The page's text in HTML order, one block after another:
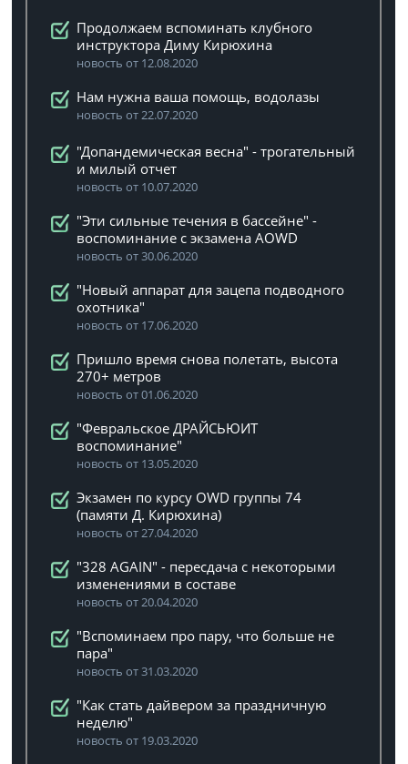
Продолжаем вспоминать клубного
инструктора Диму Кирюхина
новость от 12.08.2020
Нам нужна ваша помощь, водолазы
новость от 22.07.2020
"Допандемическая весна" - трогательный
и милый отчет
новость от 10.07.2020
"Эти сильные течения в бассейне" -
воспоминание с экзамена AOWD
новость от 30.06.2020
"Новый аппарат для зацепа подводного
охотника"
новость от 17.06.2020
Пришло время снова полетать, высота
270+ метров
новость от 01.06.2020
"Февральское ДРАЙСЬЮИТ
воспоминание"
новость от 13.05.2020
Экзамен по курсу OWD группы 74
(памяти Д. Кирюхина)
новость от 27.04.2020
"328 AGAIN" - пересдача с некоторыми
изменениями в составе
новость от 20.04.2020
"Вспоминаем про пару, что больше не
пара"
новость от 31.03.2020
"Как стать дайвером за праздничную
неделю"
новость от 19.03.2020